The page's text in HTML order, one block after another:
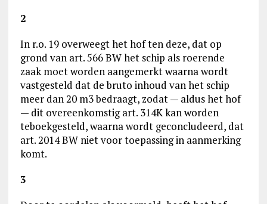
2
In r.o. 19 overweegt het hof ten deze, dat op
grond van art. 566 BW het schip als roerende
zaak moet worden aangemerkt waarna wordt
vastgesteld dat de bruto inhoud van het schip
meer dan 20 m3 bedraagt, zodat — aldus het hof
— dit overeenkomstig art. 314K kan worden
teboekgesteld, waarna wordt geconcludeerd, dat
art. 2014 BW niet voor toepassing in aanmerking
komt.
3